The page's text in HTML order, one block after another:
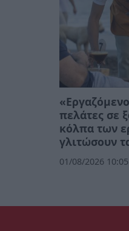
πελάτες σε
κόλπα των
γλιτώσουν
01/08/2026 10:05